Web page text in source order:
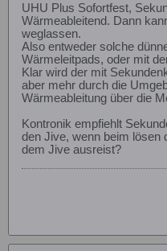
UHU Plus Sofortfest,
Wärmeableitend. Dann
weglassen.
Also entweder solche
Wärmeleitpads, oder mit
Klar wird der mit
aber mehr durch die
Wärmeableitung über die
Kontronik empfiehlt
den Jive, wenn beim lösen
dem Jive ausreist?